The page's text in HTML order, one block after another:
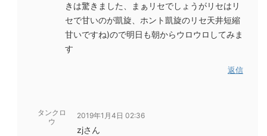
きは驚きました、まぁリセでしょうがリセはリ
セで甘いのが凱旋、ホント凱旋のリセ天井短縮
甘いですね)ので明日も朝からウロウロしてみま
す
返信
タンクロ
ウ
2019年1月4日 02:36
zjさん